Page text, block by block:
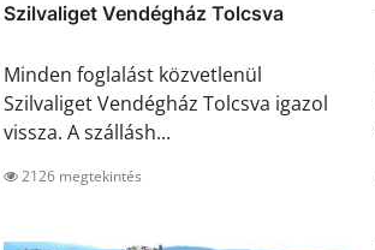
Szilvaliget Vendégház Tolcsva
Minden foglalást közvetlenül
Szilvaliget Vendégház Tolcsva igazol
vissza. A szállásh...
2126 megtekintés